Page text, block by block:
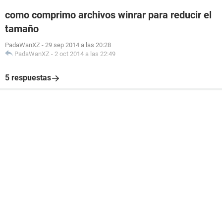
como comprimo archivos winrar para reducir el
tamaño
PadaWanXZ - 29 sep 2014 a las 20:28
PadaWanXZ - 2 oct 2014 a las 22:49
5 respuestas